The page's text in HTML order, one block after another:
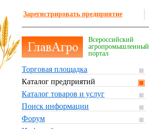
Зарегистрировать предприятие
Всероссийский
агропромышленный
портал
Торговая площадка
Каталог предприятий
Каталог товаров и услуг
Поиск информации
Форум